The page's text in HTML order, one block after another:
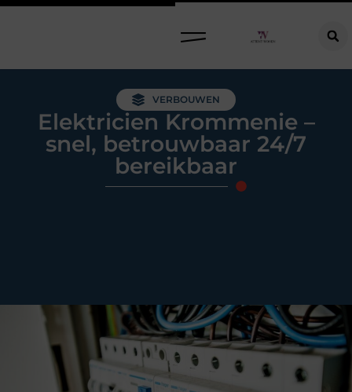
VERBOUWEN
Elektricien Krommenie –
snel, betrouwbaar 24/7
bereikbaar